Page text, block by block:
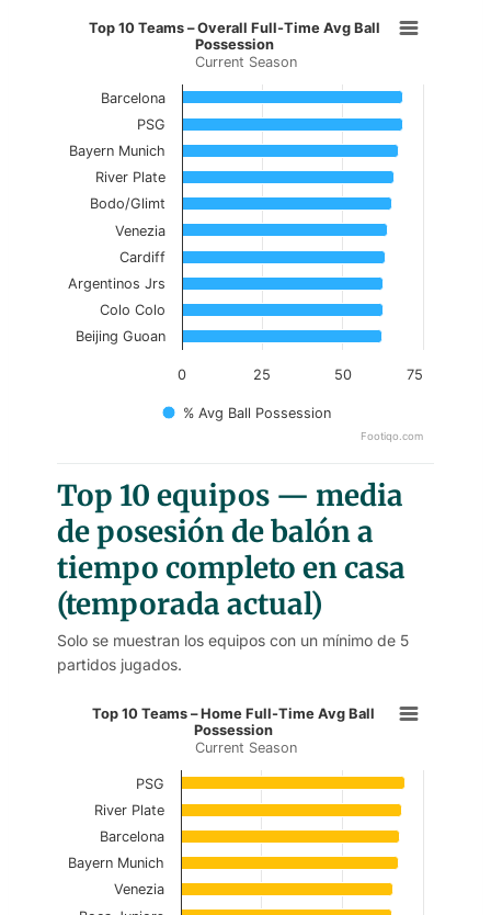
Top 10 Teams – Overall Full-
Bar chart with 10 bars.
Current Season
View as data table, Top 10 Teams –
The chart has 1 X axis displaying categories.
The chart has 1 Y axis displaying values. Data
Top 10 Teams – Overall Full-Time Avg Ball
Possession
Current Season
% Avg Ball Possession
0 25 50 75
Barcelona
PSG
Bayern Munich
River Plate
Bodo/Glimt
Venezia
Cardiff
Argentinos Jrs
Colo Colo
Beijing Guoan
Footiqo.com
Top 10 equipos — media
de posesión de balón a
tiempo completo en casa
(temporada actual)
Solo se muestran los equipos con un mínimo de 5
partidos jugados.
Top 10 Teams – Home Full-
Bar chart with 10 bars.
Current Season
View as data table, Top 10 Teams –
The chart has 1 X axis displaying categories.
The chart has 1 Y axis displaying values. Data
Top 10 Teams – Home Full-Time Avg Ball
Possession
Current Season
PSG
River Plate
Barcelona
Bayern Munich
Venezia